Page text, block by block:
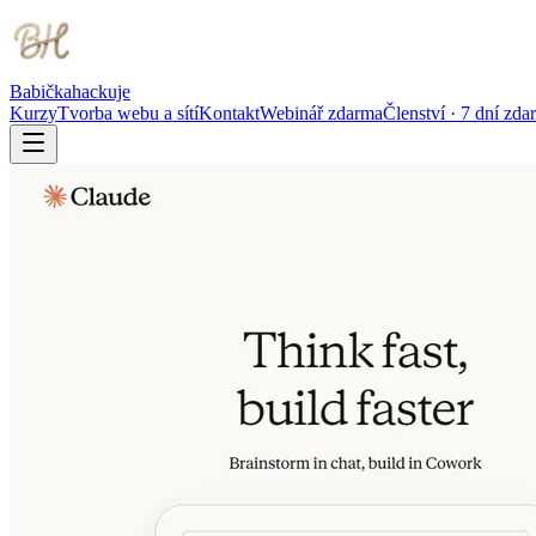
Babičkahackuje
KurzyTvorba webu a sítíKontaktWebinář zdarmaČlenství · 7 dní